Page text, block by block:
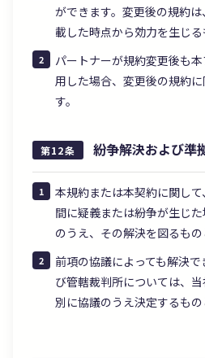
ができます。変更後の規約
載した時点から効力を生じる
パートナーが規約変更後も
用した場合、変更後の規約
す。
第12条 紛争解決および準
本規約または本契約に関し
間に疑義または紛争が生じ
のうえ、その解決を図るもの
前項の協議によっても解決
び管轄裁判所については、
別に協議のうえ決定するもの